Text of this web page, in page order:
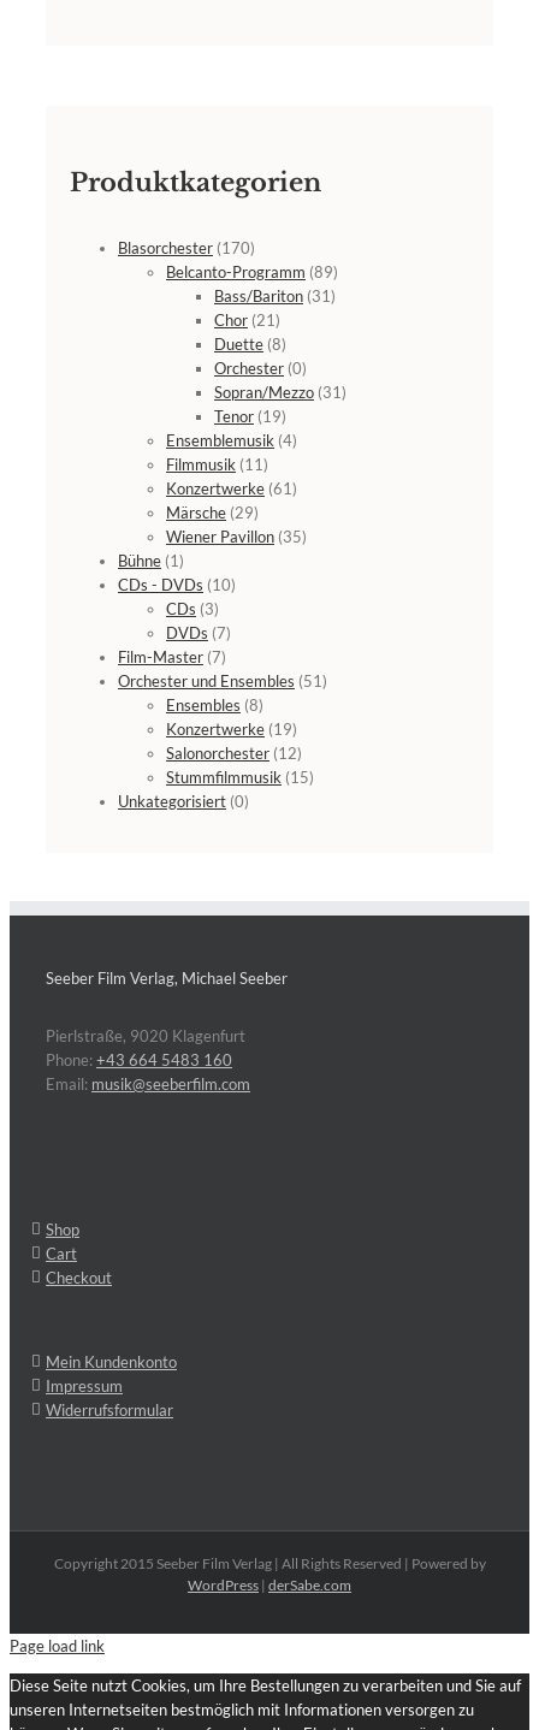
Produktkategorien
Blasorchester (170)
Belcanto-Programm (89)
Bass/Bariton (31)
Chor (21)
Duette (8)
Orchester (0)
Sopran/Mezzo (31)
Tenor (19)
Ensemblemusik (4)
Filmmusik (11)
Konzertwerke (61)
Märsche (29)
Wiener Pavillon (35)
Bühne (1)
CDs - DVDs (10)
CDs (3)
DVDs (7)
Film-Master (7)
Orchester und Ensembles (51)
Ensembles (8)
Konzertwerke (19)
Salonorchester (12)
Stummfilmmusik (15)
Unkategorisiert (0)
Seeber Film Verlag, Michael Seeber
Pierlstraße, 9020 Klagenfurt
Phone:+43 664 5483 160
Email: musik@seeberfilm.com
Shop
Cart
Checkout
Mein Kundenkonto
Impressum
Widerrufsformular
Copyright 2015 Seeber Film Verlag | All Rights Reserved | Powered by
WordPress | derSabe.com
Page load link
Diese Seite nutzt Cookies, um Ihre Bestellungen zu verarbeiten und Sie auf
unseren Internetseiten bestmöglich mit Informationen versorgen zu